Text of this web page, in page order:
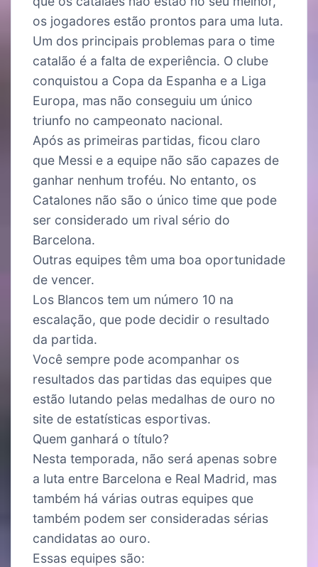
os jogadores estão prontos para uma luta.
Um dos principais problemas para o time
catalão é a falta de experiência. O clube
conquistou a Copa da Espanha e a Liga
Europa, mas não conseguiu um único
triunfo no campeonato nacional.
Após as primeiras partidas, ficou claro
que Messi e a equipe não são capazes de
ganhar nenhum troféu. No entanto, os
Catalones não são o único time que pode
ser considerado um rival sério do
Barcelona.
Outras equipes têm uma boa oportunidade
de vencer.
Los Blancos tem um número 10 na
escalação, que pode decidir o resultado
da partida.
Você sempre pode acompanhar os
resultados das partidas das equipes que
estão lutando pelas medalhas de ouro no
site de estatísticas esportivas.
Quem ganhará o título?
Nesta temporada, não será apenas sobre
a luta entre Barcelona e Real Madrid, mas
também há várias outras equipes que
também podem ser consideradas sérias
candidatas ao ouro.
Essas equipes são: